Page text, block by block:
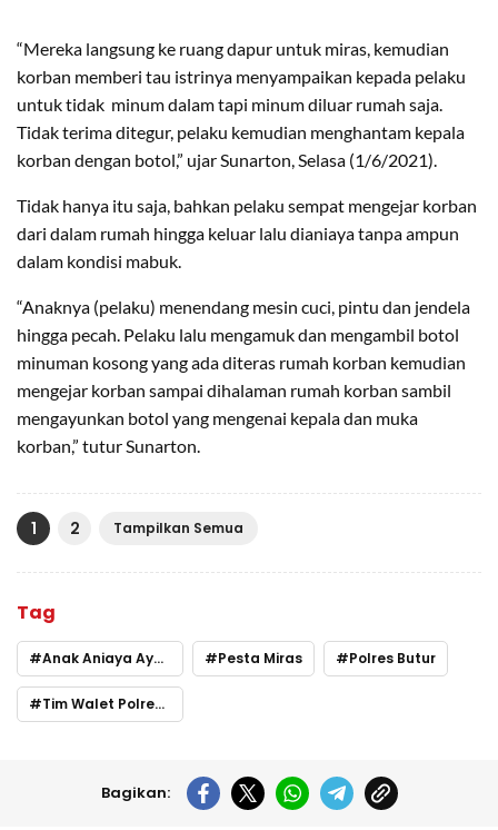
“Mereka langsung ke ruang dapur untuk miras, kemudian
korban memberi tau istrinya menyampaikan kepada pelaku
untuk tidak minum dalam tapi minum diluar rumah saja.
Tidak terima ditegur, pelaku kemudian menghantam kepala
korban dengan botol,” ujar Sunarton, Selasa (1/6/2021).
Tidak hanya itu saja, bahkan pelaku sempat mengejar korban
dari dalam rumah hingga keluar lalu dianiaya tanpa ampun
dalam kondisi mabuk.
“Anaknya (pelaku) menendang mesin cuci, pintu dan jendela
hingga pecah. Pelaku lalu mengamuk dan mengambil botol
minuman kosong yang ada diteras rumah korban kemudian
mengejar korban sampai dihalaman rumah korban sambil
mengayunkan botol yang mengenai kepala dan muka
korban,” tutur Sunarton.
1 2 Tampilkan Semua
Tag
Anak Aniaya Ayah di Butur Pesta Miras Polres Butur
Tim Walet Polres Butur
Bagikan: